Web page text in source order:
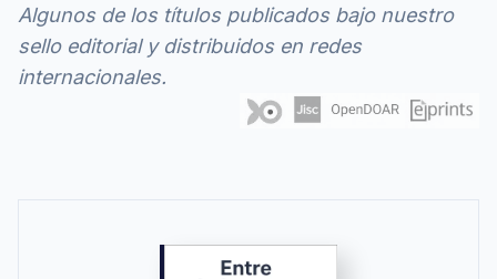
Algunos de los títulos publicados bajo nuestro
sello editorial y distribuidos en redes
internacionales.